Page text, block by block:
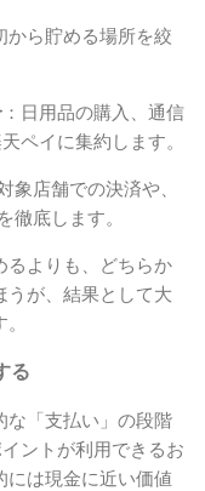
から貯める場所を絞
：日用品の購入、通信
ペイに集約します。
象店舗での決済や、
徹底します。
るよりも、どちらか
うが、結果として大
る
な「支払い」の段階
ントが利用できるお
には現金に近い価値